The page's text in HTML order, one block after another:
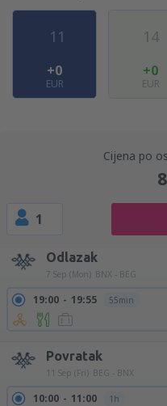
11
+0
EUR
14
+0
EUR
Cijena po
1
Odlazak
7 Sep (Mon) BNX - BEG
19:00 19:55 55min
Povratak
11 Sep (Fri) BEG - BNX
10:00 11:00 1h